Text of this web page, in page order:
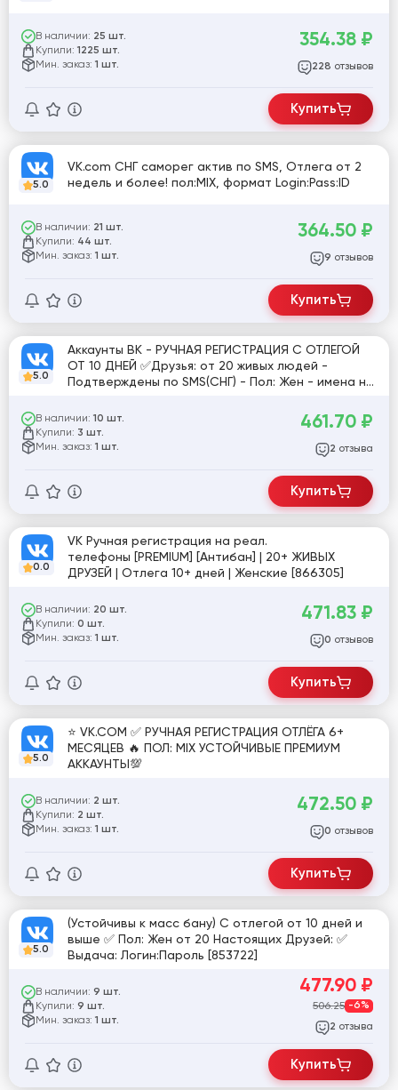
В наличии: 25 шт.
Купили: 1225 шт.
Мин. заказ: 1 шт.
354.38 ₽
228 отзывов
Купить
5.0
VK.com СНГ саморег актив по SMS, Отлега от 2
недель и более! пол:MIX, формат Login:Pass:ID
В наличии: 21 шт.
Купили: 44 шт.
Мин. заказ: 1 шт.
364.50 ₽
9 отзывов
Купить
5.0
Аккаунты ВК - РУЧНАЯ РЕГИСТРАЦИЯ С ОТЛЕГОЙ
ОТ 10 ДНЕЙ ✅Друзья: от 20 живых людей -
Подтверждены по SMS(СНГ) - Пол: Жен - имена на
В наличии: 10 шт.
Купили: 3 шт.
Мин. заказ: 1 шт.
461.70 ₽
2 отзыва
Купить
0.0
VK Ручная регистрация на реал.
телефоны [PREMIUM] [Антибан] | 20+ ЖИВЫХ
ДРУЗЕЙ | Отлега 10+ дней | Женские [866305]
В наличии: 20 шт.
Купили: 0 шт.
Мин. заказ: 1 шт.
471.83 ₽
0 отзывов
Купить
5.0
⭐️ VK.COM ✅ РУЧНАЯ РЕГИСТРАЦИЯ ОТЛЁГА 6+
МЕСЯЦЕВ 🔥 ПОЛ: MIX УСТОЙЧИВЫЕ ПРЕМИУМ
АККАУНТЫ💯
В наличии: 2 шт.
Купили: 2 шт.
Мин. заказ: 1 шт.
472.50 ₽
0 отзывов
Купить
5.0
(Устойчивы к масс бану) С отлегой от 10 дней и
выше ✅ Пол: Жен от 20 Настоящих Друзей: ✅
Выдача: Логин:Пароль [853722]
В наличии: 9 шт.
Купили: 9 шт.
Мин. заказ: 1 шт.
477.90 ₽
506.25 -6%
2 отзыва
Купить